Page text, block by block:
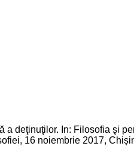
a deţinuţilor. In: Filosofia şi
16 noiembrie 2017,